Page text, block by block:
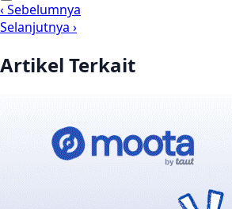
‹ Sebelumnya
Selanjutnya ›
Artikel Terkait